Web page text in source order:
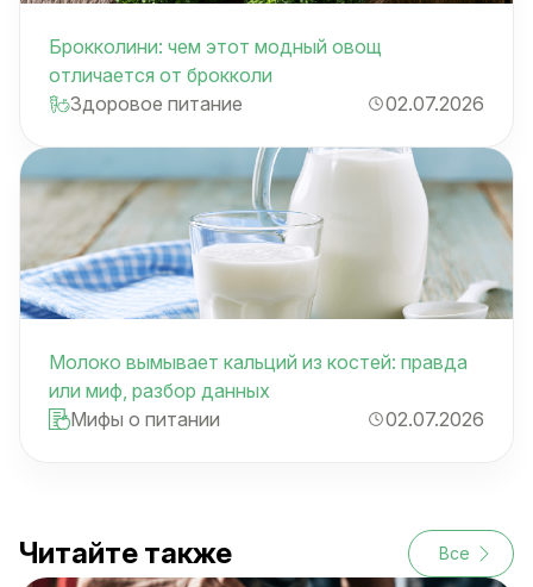
Брокколини: чем этот модный овощ
отличается от брокколи
Здоровое питание
02.07.2026
Молоко вымывает кальций из костей: правда
или миф, разбор данных
Мифы о питании
02.07.2026
Читайте также Все